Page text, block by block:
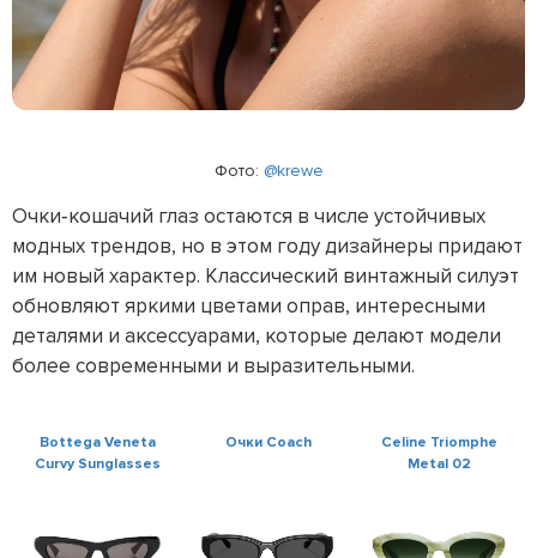
Фото: @krewe
Очки‑кошачий глаз остаются в числе устойчивых
модных трендов, но в этом году дизайнеры придают
им новый характер. Классический винтажный силуэт
обновляют яркими цветами оправ, интересными
деталями и аксессуарами, которые делают модели
более современными и выразительными.
Bottega Veneta
Curvy Sunglasses
Очки Coach
Celine Triomphe
Metal 02